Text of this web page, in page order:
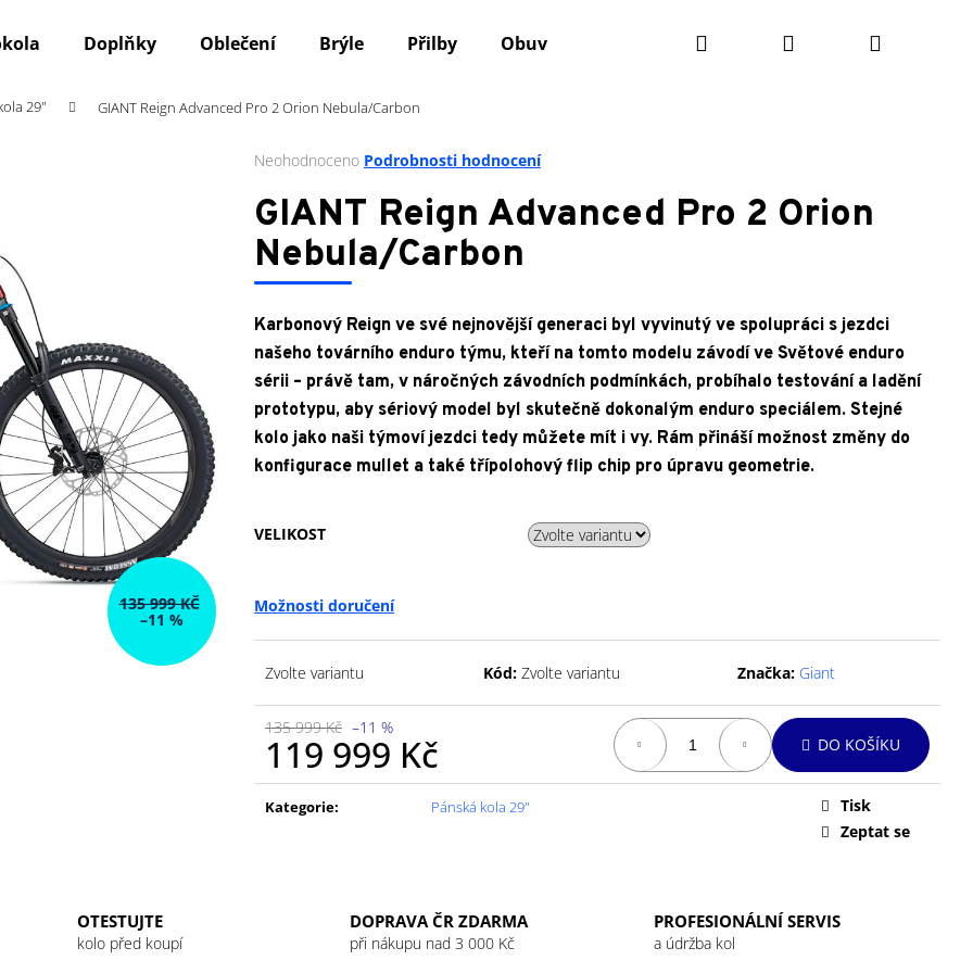
Doplňky Oblečení Brýle Přilby Obuv Údržba kola Komponenty
Hledat PřihlášeníNákupní
29" GIANT Reign Advanced Pro 2 Orion Nebula/Carbon
Průměrné
produktu
je
0,0
z
5
Neohodnoceno Podrobnosti hodnocení
GIANT Reign Advanced Pro 2 Orion
Nebula/Carbon
Karbonový Reign ve své nejnovější generaci byl vyvinutý ve spolupráci s jezdci
našeho továrního enduro týmu, kteří na tomto modelu závodí ve Světové enduro
sérii – právě tam, v náročných závodních podmínkách, probíhalo testování a ladění
prototypu, aby sériový model byl skutečně dokonalým enduro speciálem. Stejné
kolo jako naši týmoví jezdci tedy můžete mít i vy. Rám přináší možnost změny do
konfigurace mullet a také třípolohový flip chip pro úpravu geometrie.
VELIKOST
Možnosti doručení
Zvolte variantu Kód: Zvolte variantu Značka: Giant
135 999 Kč –11 %
119 999 Kč
Měrná
cena:
DO KOŠÍKU
Kategorie: Pánská kola 29"
Tisk
Zeptat se
135 999 KČ
–11 %
OTESTUJTE
kolo před koupí
DOPRAVA ČR ZDARMA
při nákupu nad 3 000 Kč
PROFESIONÁLNÍ SERVIS
a údržba kol
Co potřebujete najít?
HLEDAT